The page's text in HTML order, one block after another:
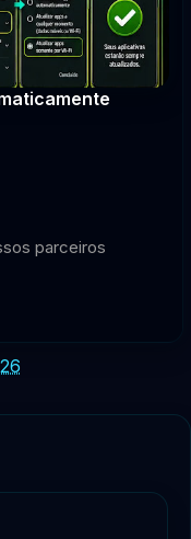
parceiros